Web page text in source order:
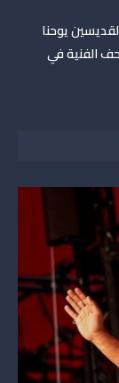
يوحنا
الفنية في